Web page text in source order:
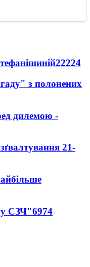
22224
з полонених
дилемою -
21-
СЗЧ"6974